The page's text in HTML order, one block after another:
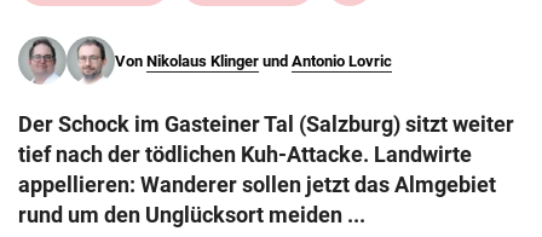
search
eingeben
Von Nikolaus Klinger und Antonio Lovric
Der Schock im Gasteiner Tal (Salzburg) sitzt weiter
tief nach der tödlichen Kuh-Attacke. Landwirte
appellieren: Wanderer sollen jetzt das Almgebiet
rund um den Unglücksort meiden ...